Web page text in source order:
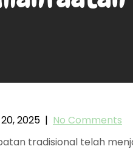
2025 | No Comments
tradisional telah